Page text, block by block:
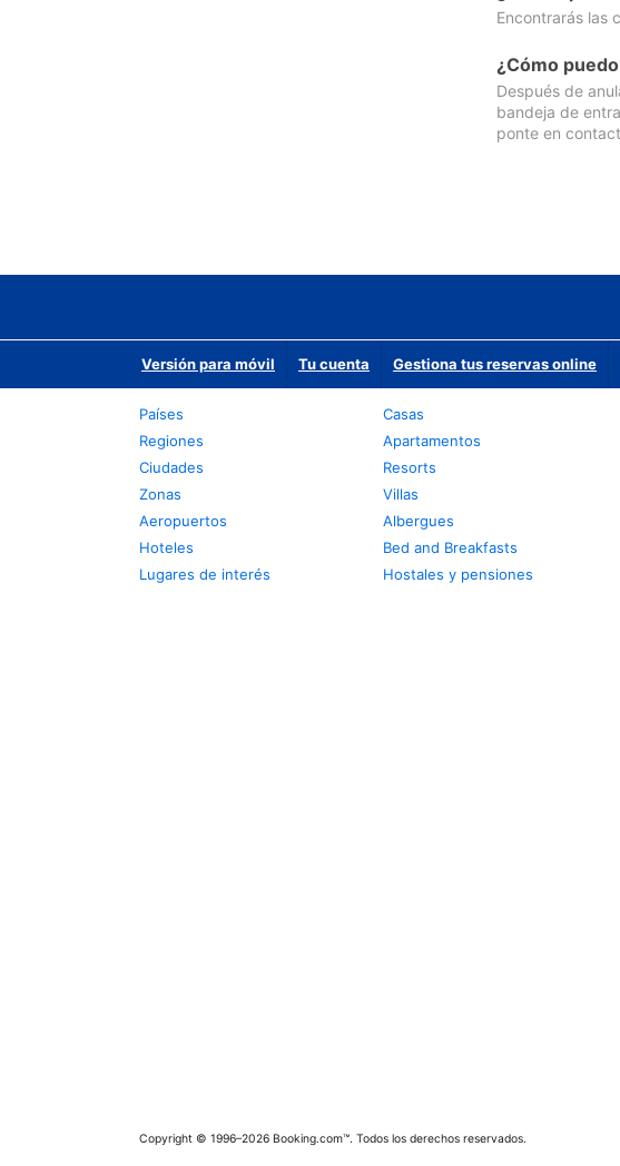
Encontrarás las
¿Cómo
Después de
bandeja de
ponte en
Versión para móvil Tu cuenta Gestiona tus reservas online
Países
Regiones
Ciudades
Zonas
Aeropuertos
Hoteles
Lugares de interés
Casas
Apartamentos
Resorts
Villas
Albergues
Bed and Breakfasts
Hostales y pensiones
Copyright © 1996–2026 Booking.com™. Todos los derechos reservados.